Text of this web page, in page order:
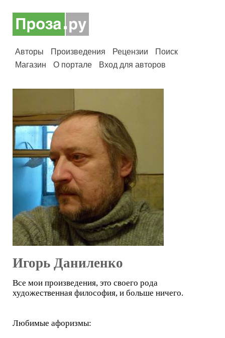
Авторы Произведения Рецензии
Поиск
Магазин
О портале Вход для авторов
Игорь Даниленко
Все мои произведения, это своего рода
художественная философия, и больше ничего.
Любимые афоризмы: